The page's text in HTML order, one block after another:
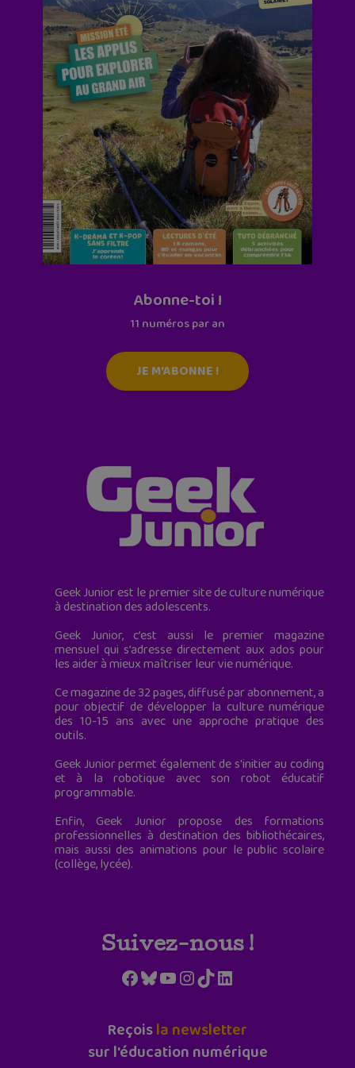
Abonne-toi !
11 numéros par an
JE M'ABONNE !
Geek Junior est le premier site de culture numérique
à destination des adolescents.
Geek Junior, c’est aussi le premier magazine
mensuel qui s’adresse directement aux ados pour
les aider à mieux maîtriser leur vie numérique.
Ce magazine de 32 pages, diffusé par abonnement, a
pour objectif de développer la culture numérique
des 10-15 ans avec une approche pratique des
outils.
Geek Junior permet également de s'initier au coding
et à la robotique avec son robot éducatif
programmable.
Enfin, Geek Junior propose des formations
professionnelles à destination des bibliothécaires,
mais aussi des animations pour le public scolaire
(collège, lycée).
Suivez-nous !
Facebook
Bluesky
YouTube
Instagram
TikTokLinkedIn
Reçoisla newsletter
sur l'éducation numérique